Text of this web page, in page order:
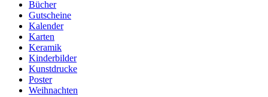
Bücher
Gutscheine
Kalender
Karten
Keramik
Kinderbilder
Kunstdrucke
Poster
Weihnachten